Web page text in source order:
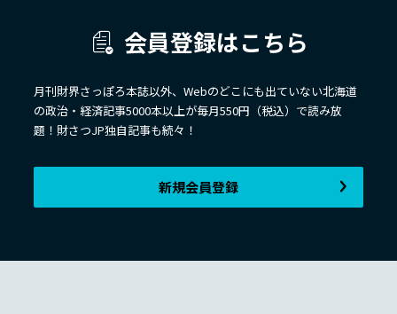
会員登録はこちら
月刊財界さっぽろ本誌以外、Webのどこにも出ていない北海道
の政治・経済記事5000本以上が毎月550円（税込）で読み放
題！財さつJP独自記事も続々！
新規会員登録